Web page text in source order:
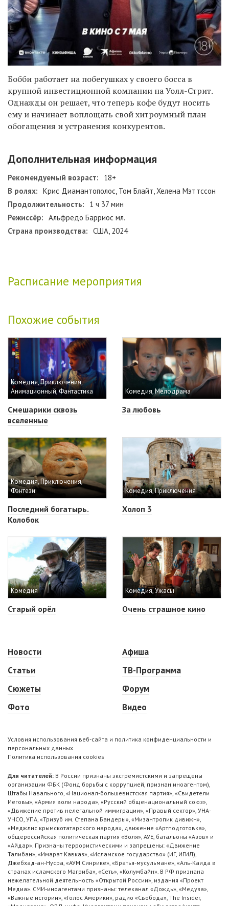
Бобби работает на побегушках у своего босса в
крупной инвестиционной компании на Уолл-Стрит.
Однажды он решает, что теперь кофе будут носить
ему и начинает воплощать свой хитроумный план
обогащения и устранения конкурентов.
Дополнительная информация
Рекомендуемый возраст:
18+
В ролях: Крис Диамантополос, Том Блайт, Хелена Мэттссон
Продолжительность:
1 ч 37 мин
Режиссёр: Альфредо Барриос мл.
Страна производства: США, 2024
Расписание мероприятия
Похожие события
Комедия, Приключения,
Анимационный, Фантастика
Смешарики сквозь
вселенные
Комедия, Мелодрама
За любовь
Комедия, Приключения,
Фэнтези
Последний богатырь.
Колобок
Комедия, Приключения
Холоп 3
Комедия
Старый орёл
Комедия, Ужасы
Очень страшное кино
Новости
Статьи
Сюжеты
Фото
Афиша
ТВ-Программа
Форум
Видео
Условия использования веб-сайта и политика конфиденциальности и
персональных данных
Политика использования cookies
Для читателей: В России признаны экстремистскими и запрещены
организации ФБК (Фонд борьбы с коррупцией, признан иноагентом),
Штабы Навального, «Национал-большевистская партия», «Свидетели
Иеговы», «Армия воли народа», «Русский общенациональный союз»,
«Движение против нелегальной иммиграции», «Правый сектор», УНА-
УНСО, УПА, «Тризуб им. Степана Бандеры», «Мизантропик дивижн»,
«Меджлис крымскотатарского народа», движение «Артподготовка»,
общероссийская политическая партия «Воля», АУЕ, батальоны «Азов» и
«Айдар». Признаны террористическими и запрещены: «Движение
Талибан», «Имарат Кавказ», «Исламское государство» (ИГ, ИГИЛ),
Джебхад-ан-Нусра, «АУМ Синрике», «Братья-мусульмане», «Аль-Каида в
странах исламского Магриба», «Сеть», «Колумбайн». В РФ признана
нежелательной деятельность «Открытой России», издания «Проект
Медиа». СМИ-иноагентами признаны: телеканал «Дождь», «Медуза»,
«Важные истории», «Голос Америки», радио «Свобода», The Insider,